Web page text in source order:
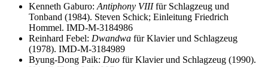
Kenneth Gaburo: Antiphony VIIIfür Schlagzeug und
Tonband (1984). Steven Schick; Einleitung Friedrich
Hommel. IMD-M-3184986
Reinhard Febel: Dwandwa für Klavier und Schlagzeug
(1978). IMD-M-3184989
Byung-Dong Paik: Duo für Klavier und Schlagzeug (1990).